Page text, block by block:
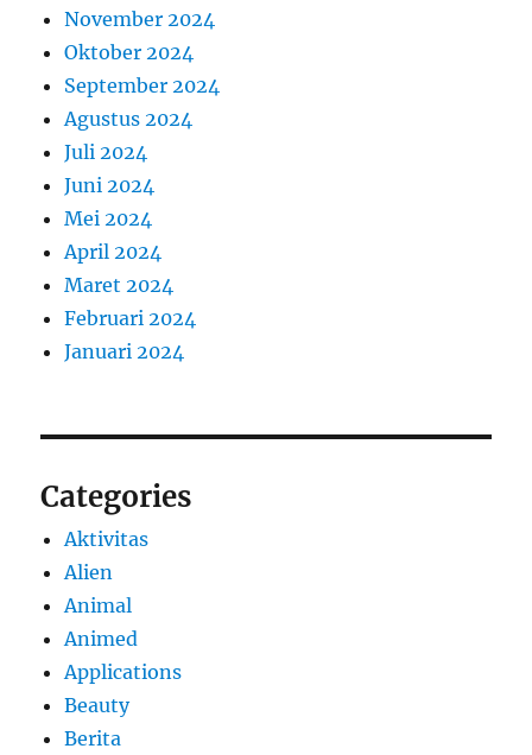
November 2024
Oktober 2024
September 2024
Agustus 2024
Juli 2024
Juni 2024
Mei 2024
April 2024
Maret 2024
Februari 2024
Januari 2024
Categories
Aktivitas
Alien
Animal
Animed
Applications
Beauty
Berita